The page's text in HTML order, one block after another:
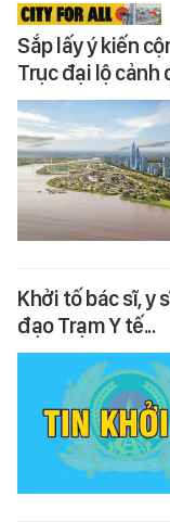
Sắp lấy ý kiến
Trục đại lộ cảnh
Khởi tố bác sĩ, y
đạo Trạm Y tế...